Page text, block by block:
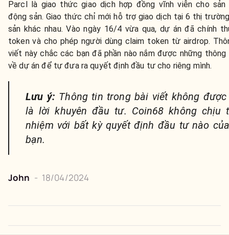
Parcl là giao thức giao dịch hợp đồng vĩnh viễn cho sản
động sản. Giao thức chỉ mới hỗ trợ giao dịch tại 6 thị
sản khác nhau. Vào ngày 16/4 vừa qua, dự án đã chính
token và cho phép người dùng claim token từ airdrop.
viết này chắc các bạn đã phần nào nắm được những
về dự án để tự đưa ra quyết định đầu tư cho riêng mình.
Lưu ý: Thông tin trong bài viết không được
là lời khuyên đầu tư. Coin68 không chịu
nhiệm với bất kỳ quyết định đầu tư nào
bạn.
John - 18/04/2024